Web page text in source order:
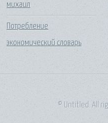
михаил
Потребление
экономический словарь
© Untitled. All